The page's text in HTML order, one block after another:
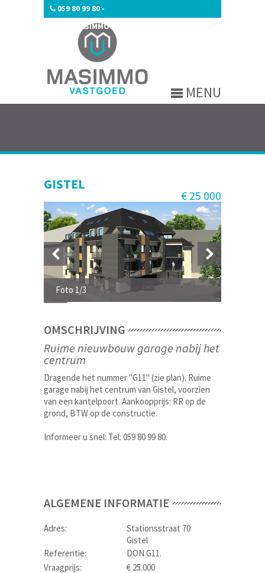
059 80 99 80 -
INFO@MASIMMOVASTGOED.BE
MENU
GISTEL
€ 25 000
Foto 1/3
OMSCHRIJVING
Ruime nieuwbouw garage nabij het
centrum
Dragende het nummer "G11" (zie plan). Ruime
garage nabij het centrum van Gistel, voorzien
van een kantelpoort. Aankoopprijs: RR op de
grond, BTW op de constructie.
Informeer u snel: Tel: 059 80 99 80.
ALGEMENE INFORMATIE
Adres:
Stationsstraat 70
Gistel
Referentie:
DON G11.
Vraagprijs:
€ 25.000